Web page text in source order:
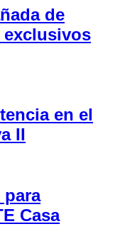
de
exclusivos
en el
II
para
Casa